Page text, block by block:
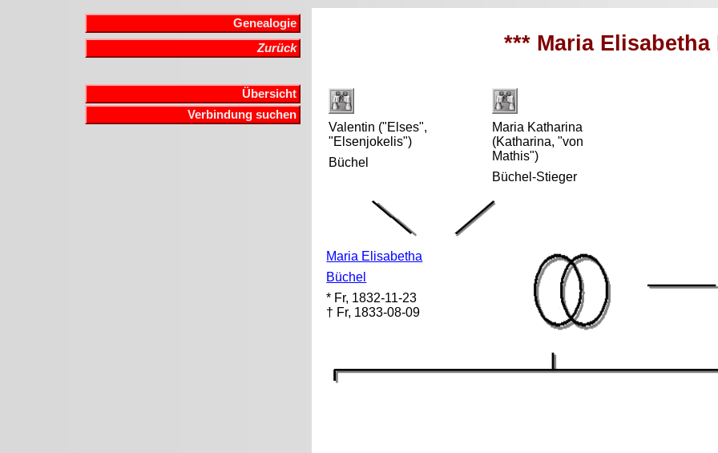
Genealogie
Zurück
Übersicht
Verbindung suchen
*** Maria
Valentin ("Elses",
"Elsenjokelis")
Büchel
Maria Katharina
(Katharina, "von
Mathis")
Büchel-Stieger
Maria Elisabetha
Büchel
* Fr, 1832-11-23
† Fr, 1833-08-09